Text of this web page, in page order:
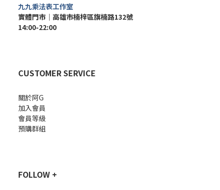
九九乘法表工作室
實體門市｜ 高雄市楠梓區旗楠路132號
14:00-22:00
CUSTOMER SERVICE
關於阿G
加入會員
會員等級
預購群組
FOLLOW +